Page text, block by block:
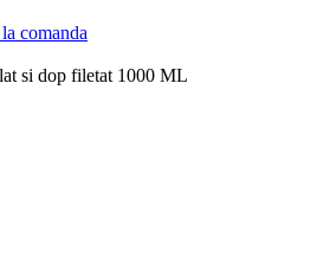
comanda
si dop filetat 1000 ML